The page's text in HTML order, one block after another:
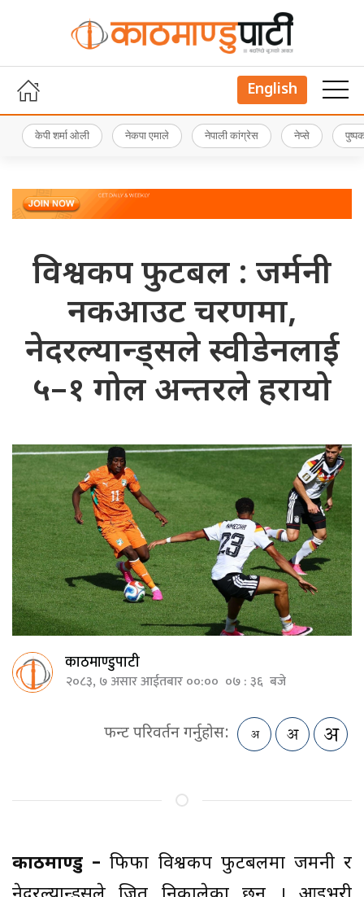
English
केपी शर्मा ओली नेकपा एमाले नेपाली कांग्रेस नेप्से
विश्वकप फुटबल : जर्मनी
नकआउट चरणमा,
नेदरल्यान्ड्सले स्वीडेनलाई
५–१ गोल अन्तरले हरायो
काठमाण्डुपाटी
२०८३, ७ असार आईतबार ००:०० ०७ : ३६ बजे
फन्ट परिवर्तन गर्नुहोस:
काठमाण्डु –फिफा विश्वकप फुटबलमा जर्मनी र